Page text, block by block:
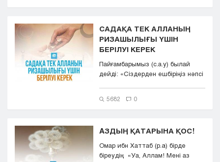
САДАҚА ТЕК АЛЛАНЫҢ
РИЗАШЫЛЫҒЫ ҮШІН
БЕРІЛУІ КЕРЕК
Пайғамбарымыз (с.а.у) былай
дейді: «Сіздерден ешбіріңіз нәпсі
5682 0
AЗДЫҢ ҚАТАРЫНА ҚОС!
Омар ибн Хаттаб (р.a) бірде
біреудің «Уа, Aллам! Мені аз